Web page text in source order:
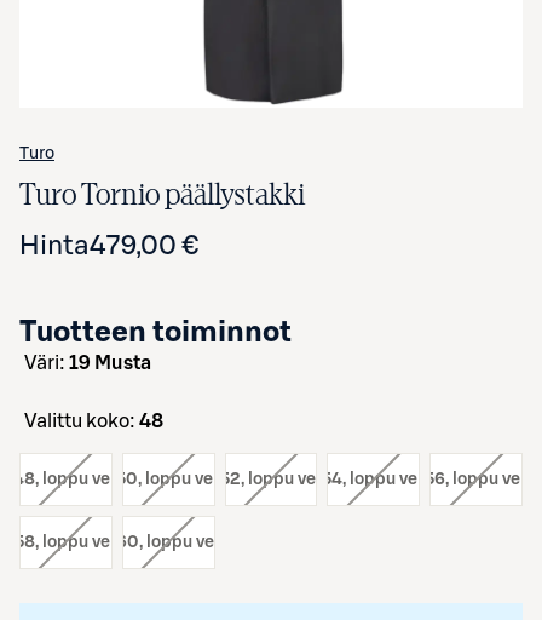
Turo
Turo Tornio päällystakki
Hinta479,00 €
Tuotteen toiminnot
väri: 19 Musta
Valittu koko: 48
48, loppu verkosta
koko: 50, loppu verkosta
koko: 52, loppu verkosta
koko: 54, loppu verkosta
koko: 56, loppu
58, loppu verkosta
koko: 60, loppu verkosta